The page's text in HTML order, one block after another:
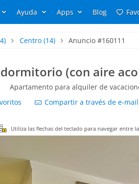
Ayuda Apps Blog
Centro(14) Anuncio #160111
(con aire
Apartamento para alquiler de
Compartir a través de e-mail
Utiliza las flechas del teclado para navegar entre